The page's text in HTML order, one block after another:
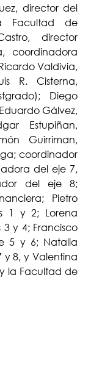
director del
Facultad de
director
coordinadora
Valdivia,
R. Cisterna,
Diego
Gálvez,
Estupiñan,
Guirriman,
coordinador
del eje 7,
del eje 8;
Pietro
1 y 2; Lorena
3 y 4; Francisco
5 y 6; Natalia
y 8, y Valentina
la Facultad de